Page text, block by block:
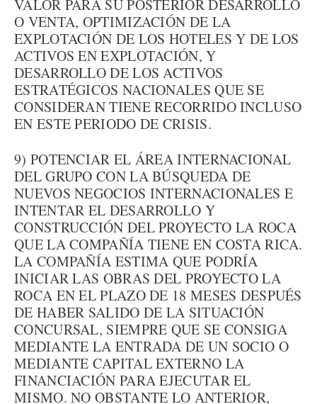
VALOR PARA SU POSTERIOR DESARROLLO
O VENTA, OPTIMIZACIÓN DE LA
EXPLOTACIÓN DE LOS HOTELES Y DE LOS
ACTIVOS EN EXPLOTACIÓN, Y
DESARROLLO DE LOS ACTIVOS
ESTRATÉGICOS NACIONALES QUE SE
CONSIDERAN TIENE RECORRIDO INCLUSO
EN ESTE PERIODO DE CRISIS.
9) POTENCIAR EL ÁREA INTERNACIONAL
DEL GRUPO CON LA BÚSQUEDA DE
NUEVOS NEGOCIOS INTERNACIONALES E
INTENTAR EL DESARROLLO Y
CONSTRUCCIÓN DEL PROYECTO LA ROCA
QUE LA COMPAÑÍA TIENE EN COSTA RICA.
LA COMPAÑÍA ESTIMA QUE PODRÍA
INICIAR LAS OBRAS DEL PROYECTO LA
ROCA EN EL PLAZO DE 18 MESES DESPUÉS
DE HABER SALIDO DE LA SITUACIÓN
CONCURSAL, SIEMPRE QUE SE CONSIGA
MEDIANTE LA ENTRADA DE UN SOCIO O
MEDIANTE CAPITAL EXTERNO LA
FINANCIACIÓN PARA EJECUTAR EL
MISMO. NO OBSTANTE LO ANTERIOR,